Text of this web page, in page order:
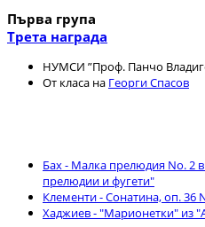
Първа група
Трета награда
НУМСИ ”Проф. Панчо
От класа на Георги Спасов
Бах - Малка прелюдия No. 2
прелюдии и фугети"
Клементи - Сонатина, оп. 36
Хаджиев - "Марионетки" из